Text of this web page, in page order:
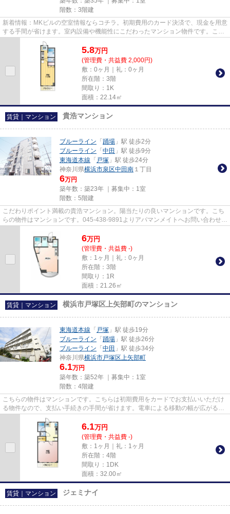
階数：3階建
新着情報：MKビルの空室情報ならコチラ。初期費用のカード決済で、現金を用意
する手間が省けます。室内設備や機能性にこだわったマンション物件です。こだ
わりたい条件などがあれば、0...
5.8万円
(管理費・共益費 2,000円)
敷：0ヶ月｜礼：0ヶ月
所在階：3階
間取り：1K
面積：22.14㎡
賃貸｜マンション 貴浩マンション
ブルーライン 「 踊場 」駅 徒歩2分
ブルーライン 「 中田 」駅 徒歩9分
東海道本線 「 戸塚 」駅 徒歩24分
神奈川県横浜市泉区中田南 １丁目
6万円
築年数：築23年 ｜募集中： 1室
階数：5階建
こだわりポイント満載の貴浩マンション。陽当たりの良いマンションです。こち
らの物件はマンションです。045-438-9891よりアパマンメイトへお問い合わせ下
6万円
(管理費・共益費 -)
敷：1ヶ月｜礼：0ヶ月
所在階：3階
間取り：1R
面積：21.26㎡
賃貸｜マンション 横浜市戸塚区上矢部町のマンション
東海道本線 「 戸塚 」駅 徒歩19分
ブルーライン 「 踊場 」駅 徒歩26分
ブルーライン 「 中田 」駅 徒歩34分
神奈川県横浜市戸塚区上矢部町
6.1万円
築年数：築52年 ｜募集中： 1室
階数：4階建
こちらの物件はマンションです。こちらは初期費用をカードでお支払いいただけ
る物件なので、支払い手続きの手間が省けます。電車による移動の幅が広がる、
3沿線利用可能な物件です。陽...
6.1万円
(管理費・共益費 -)
敷：1ヶ月｜礼：1ヶ月
所在階：4階
間取り：1DK
面積：32.00㎡
賃貸｜マンション ジェミナイ